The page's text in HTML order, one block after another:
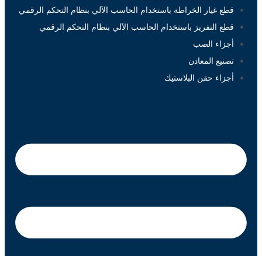
قطع غيار الخراطة باستخدام الحاسب الآلي بنظام التحكم الرقمي
قطع التفريز باستخدام الحاسب الآلي بنظام التحكم الرقمي
أجزاء الصب
تصنيع المعادن
أجزاء حقن البلاستيك